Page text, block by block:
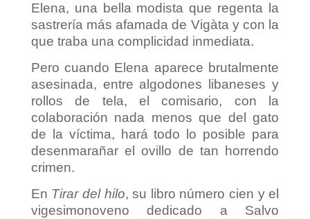
Elena, una bella modista que regenta la
sastrería más afamada de Vigàta y con la
que traba una complicidad inmediata.
Pero cuando Elena aparece brutalmente
asesinada, entre algodones libaneses y
rollos de tela, el comisario, con la
colaboración nada menos que del gato
de la víctima, hará todo lo posible para
desenmarañar el ovillo de tan horrendo
crimen.
En Tirar del hilo, su libro número cien y el
vigesimonoveno dedicado a Salvo